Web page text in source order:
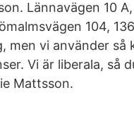
Lännavägen 10
104,
men vi använder
Vi är liberala, så
Mattsson.